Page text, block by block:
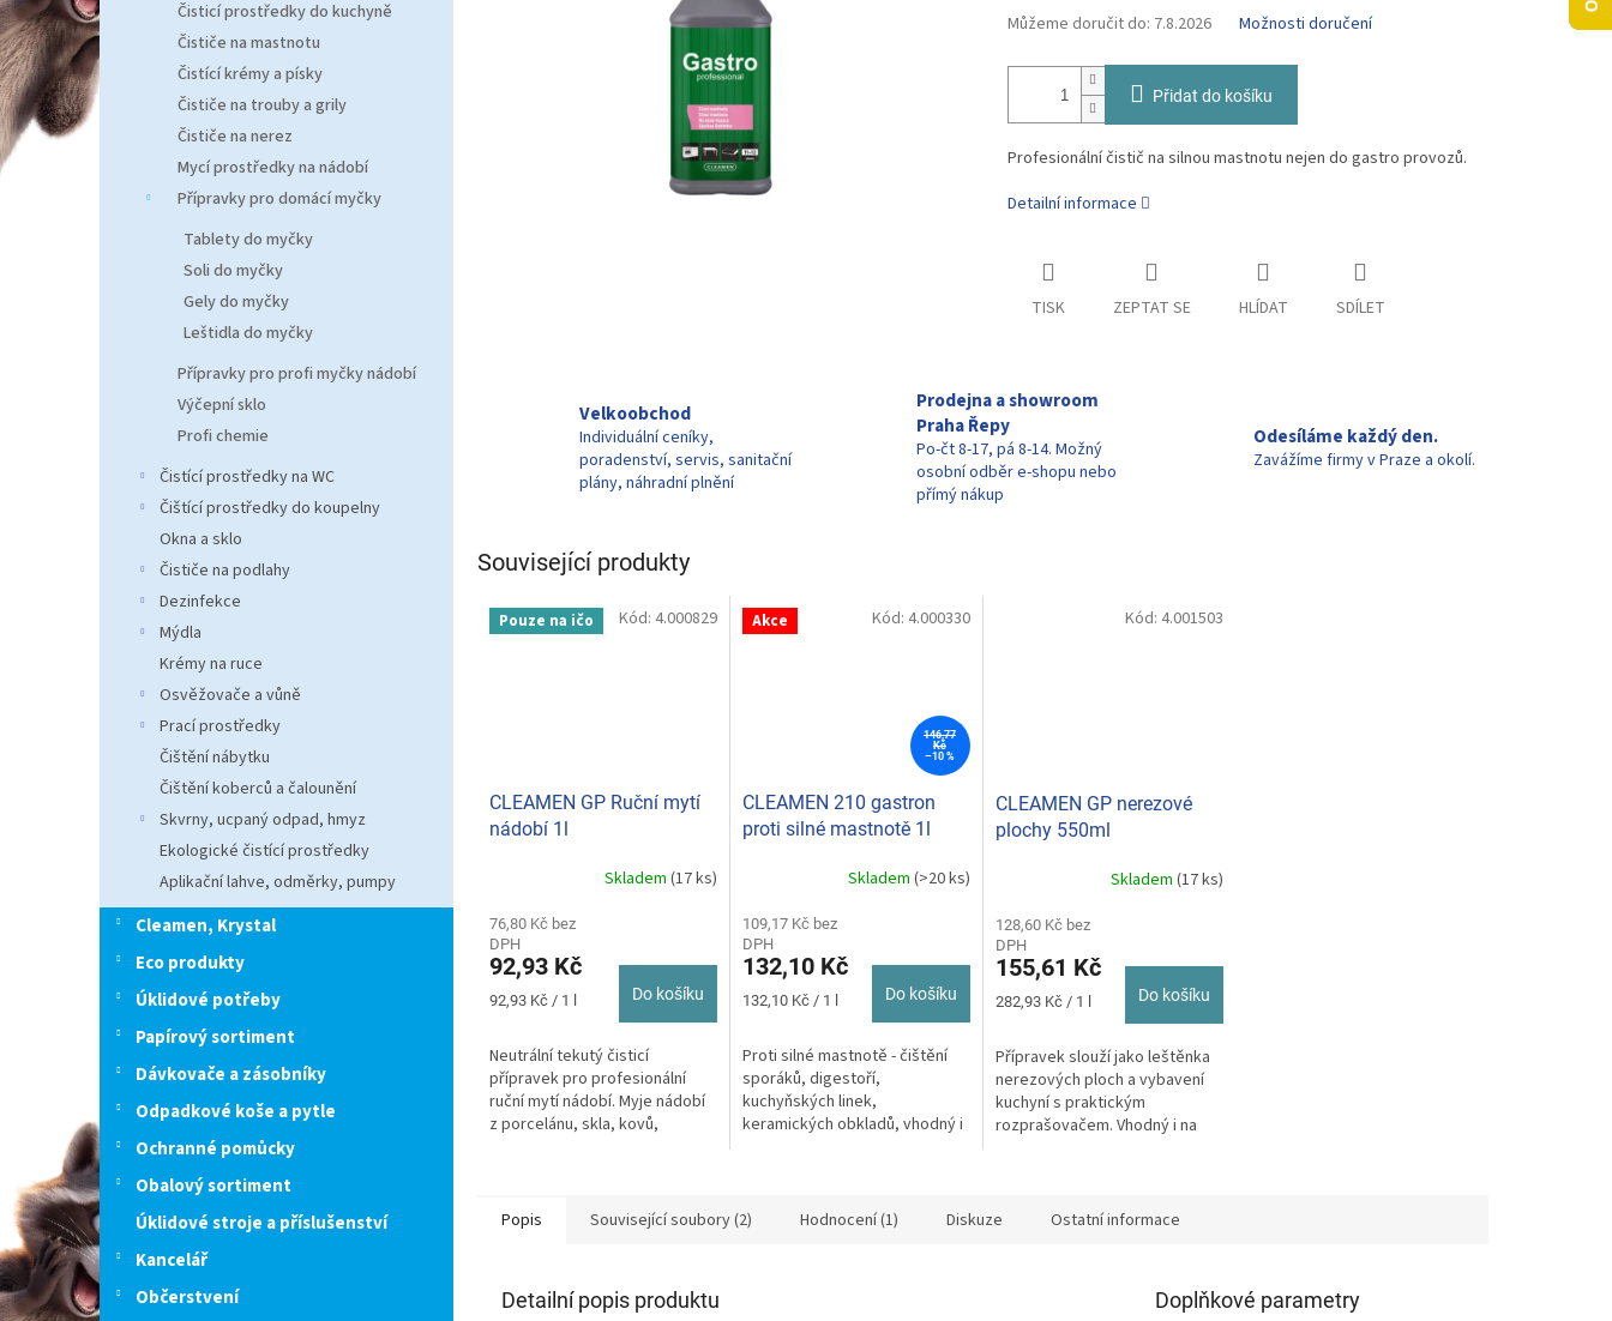
n
e
l
Čisticí prostředky do kuchyně
Čističe na mastnotu
Čistící krémy a písky
Čističe na trouby a grily
Čističe na nerez
Mycí prostředky na nádobí
Přípravky pro domácí myčky
Tablety do myčky
Soli do myčky
Gely do myčky
Leštidla do myčky
Přípravky pro profi myčky nádobí
Výčepní sklo
Profi chemie
Čistící prostředky na WC
Čištící prostředky do koupelny
Okna a sklo
Čističe na podlahy
Dezinfekce
Mýdla
Krémy na ruce
Osvěžovače a vůně
Prací prostředky
Čištění nábytku
Čištění koberců a čalounění
Skvrny, ucpaný odpad, hmyz
Ekologické čistící prostředky
Aplikační lahve, odměrky, pumpy
Cleamen, Krystal
Eco produkty
Úklidové potřeby
Papírový sortiment
Dávkovače a zásobníky
Odpadkové koše a pytle
Ochranné pomůcky
Obalový sortiment
Úklidové stroje a příslušenství
Kancelář
Občerstvení
Můžeme doručit do: 7.8.2026 Možnosti doručení
Přidat do košíku
Profesionální čistič na silnou mastnotu nejen do gastro provozů.
Detailní informace
TISK ZEPTAT SE HLÍDAT SDÍLET
Velkoobchod
Individuální ceníky,
poradenství, servis, sanitační
plány, náhradní plnění
Prodejna a showroom
Praha Řepy
Po-čt 8-17, pá 8-14. Možný
osobní odběr e-shopu nebo
přímý nákup
Odesíláme každý den.
Zavážíme firmy v Praze a okolí.
Související produkty
Pouze na ičo
CLEAMEN GP Ruční mytí
nádobí 1l
Skladem (17 ks)
76,80 Kč bez
DPH
92,93 Kč
Měrná
92,93 Kč / 1 l Do košíku
Neutrální tekutý čisticí
přípravek pro profesionální
ruční mytí nádobí. Myje nádobí
z porcelánu, skla, kovů,
Kód: 4.000829 Akce
146,77
Kč
–10 %
CLEAMEN 210 gastron
proti silné mastnotě 1l
produktu
je
5,0
z
Skladem (>20 ks)
109,17 Kč bez
DPH
132,10 Kč
Měrná
132,10 Kč / 1 l Do košíku
Proti silné mastnotě - čištění
sporáků, digestoří,
kuchyňských linek,
keramických obkladů, vhodný i
Kód: 4.000330
CLEAMEN GP nerezové
plochy 550ml
Skladem(17 ks)
128,60 Kč bez
DPH
155,61 Kč
Měrná
282,93 Kč / 1 l Do košíku
Přípravek slouží jako leštěnka
nerezových ploch a vybavení
kuchyní s praktickým
rozprašovačem. Vhodný i na
Kód: 4.001503
Popis Související soubory (2) Hodnocení (1) Diskuze Ostatní informace
Detailní popis produktu Doplňkové parametry